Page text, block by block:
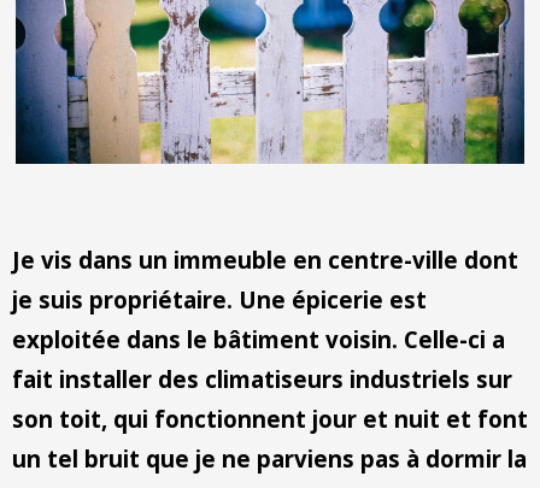
Contact
Je vis dans un immeuble en centre-ville dont
je suis propriétaire. Une épicerie est
exploitée dans le bâtiment voisin. Celle-ci a
fait installer des climatiseurs industriels sur
son toit, qui fonctionnent jour et nuit et font
un tel bruit que je ne parviens pas à dormir la